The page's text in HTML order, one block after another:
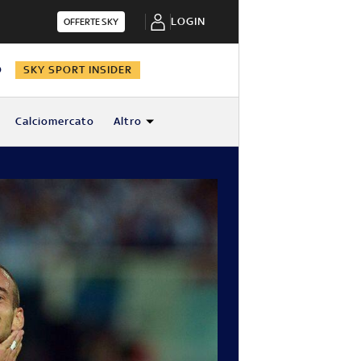
OFFERTE SKY LOGIN
SKY SPORT INSIDER
Calciomercato Altro